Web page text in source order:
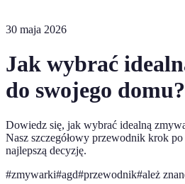
30 maja 2026
Jak wybrać
do swojego domu?
Dowiedz się, jak wybrać idealną
Nasz szczegółowy przewodnik krok
najlepszą decyzję.
#zmywarki#agd#przewodnik#ależ